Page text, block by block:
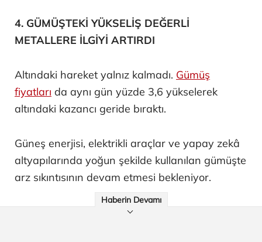
4. GÜMÜŞTEKİ YÜKSELİŞ DEĞERLİ
METALLERE İLGİYİ ARTIRDI
Altındaki hareket yalnız kalmadı. Gümüş
fiyatları da aynı gün yüzde 3,6 yükselerek
altındaki kazancı geride bıraktı.
Güneş enerjisi, elektrikli araçlar ve yapay zekâ
altyapılarında yoğun şekilde kullanılan gümüşte
arz sıkıntısının devam etmesi bekleniyor.
Haberin Devamı